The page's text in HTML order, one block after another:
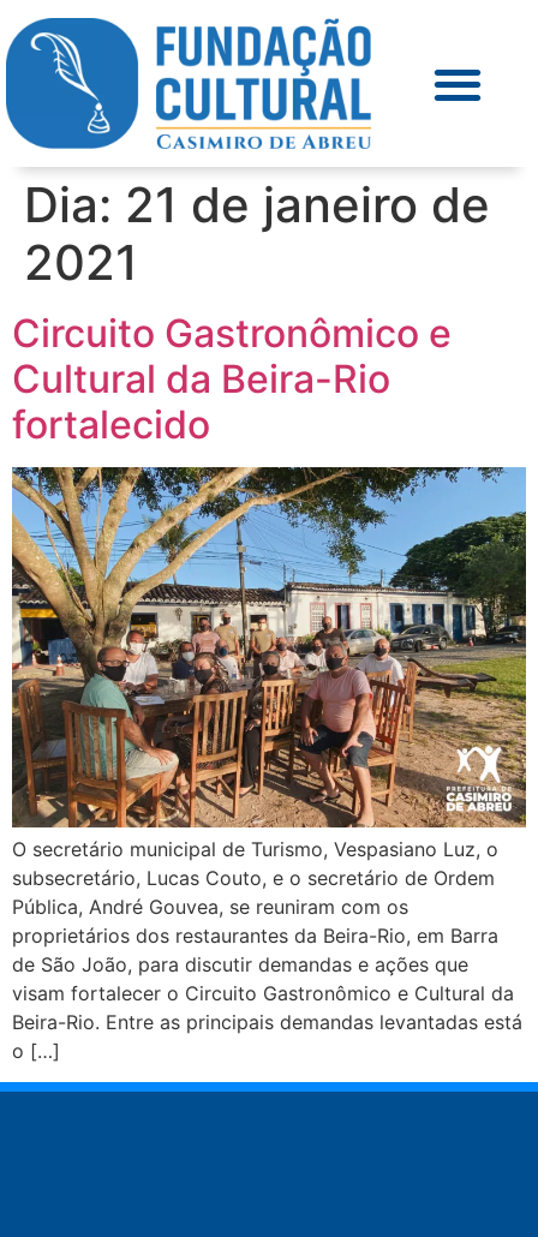
Dia: 21 de janeiro de
2021
Circuito Gastronômico e
Cultural da Beira-Rio
fortalecido
O secretário municipal de Turismo, Vespasiano Luz, o
subsecretário, Lucas Couto, e o secretário de Ordem
Pública, André Gouvea, se reuniram com os
proprietários dos restaurantes da Beira-Rio, em Barra
de São João, para discutir demandas e ações que
visam fortalecer o Circuito Gastronômico e Cultural da
Beira-Rio. Entre as principais demandas levantadas está
o […]